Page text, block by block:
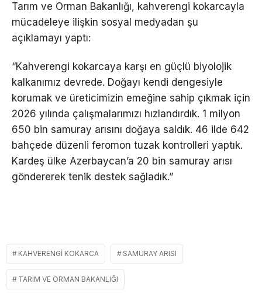
Tarım ve Orman Bakanlığı, kahverengi kokarcayla
mücadeleye ilişkin sosyal medyadan şu
açıklamayı yaptı:
“Kahverengi kokarcaya karşı en güçlü biyolojik
kalkanımız devrede. Doğayı kendi dengesiyle
korumak ve üreticimizin emeğine sahip çıkmak için
2026 yılında çalışmalarımızı hızlandırdık. 1 milyon
650 bin samuray arısını doğaya saldık. 46 ilde 642
bahçede düzenli feromon tuzak kontrolleri yaptık.
Kardeş ülke Azerbaycan’a 20 bin samuray arısı
göndererek tenik destek sağladık.”
KAHVERENGI KOKARCA SAMURAY ARISI
TARIM VE ORMAN BAKANLIĞI